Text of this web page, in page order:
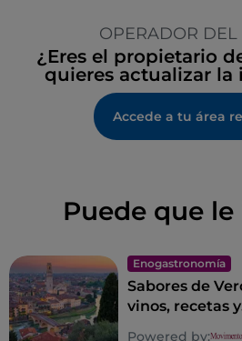
OPERADOR DEL
¿Eres el propietario
quieres actualizar la
Accede a tu área
Puede que
Enogastronomía
Sabores de
vinos, recetas y
lugares con
Powered by: